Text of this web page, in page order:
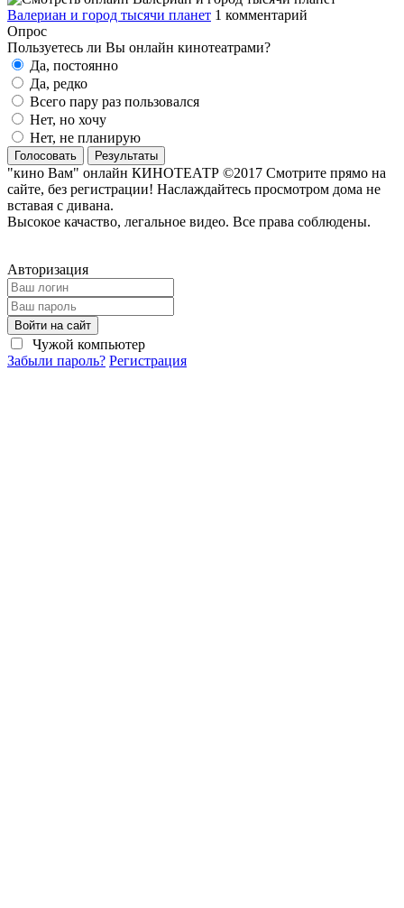
Валериан и город тысячи планет 1 комментарий
Опрос
Пользуетесь ли Вы онлайн кинотеатрами?
Да, постоянно
Да, редко
Всего пару раз пользовался
Нет, но хочу
Нет, не планирую
Голосовать Результаты
"кино Вам" онлайн КИНОТЕАТР ©2017 Смотрите прямо на
сайте, без регистрации! Наслаждайтесь просмотром дома не
вставая с дивана.
Высокое качаство, легальное видео. Все права соблюдены.
Авторизация
Войти на сайт
Чужой компьютер
Забыли пароль? Регистрация